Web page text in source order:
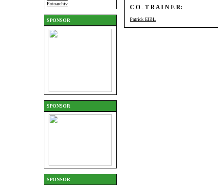
Fotoarchiv
SPONSOR
SPONSOR
SPONSOR
C O - T R A I N E R:
Patrick EIBL